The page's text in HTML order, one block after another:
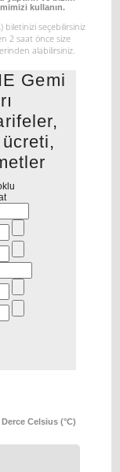
kullanın.
biletinizi seçebilirsiniz
2 saat önce size
alabilirsiniz.
Gemi
Celsius (°C)